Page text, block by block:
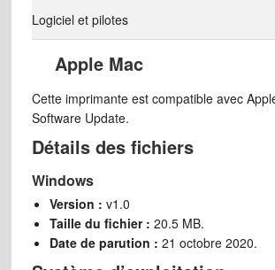
Logiciel et pilotes
Apple Mac
Cette imprimante est compatible avec
Software Update.
Détails des fichiers
Windows
Version : v1.0
Taille du fichier : 20.5 MB.
Date de parution : 21 octobre 2020.